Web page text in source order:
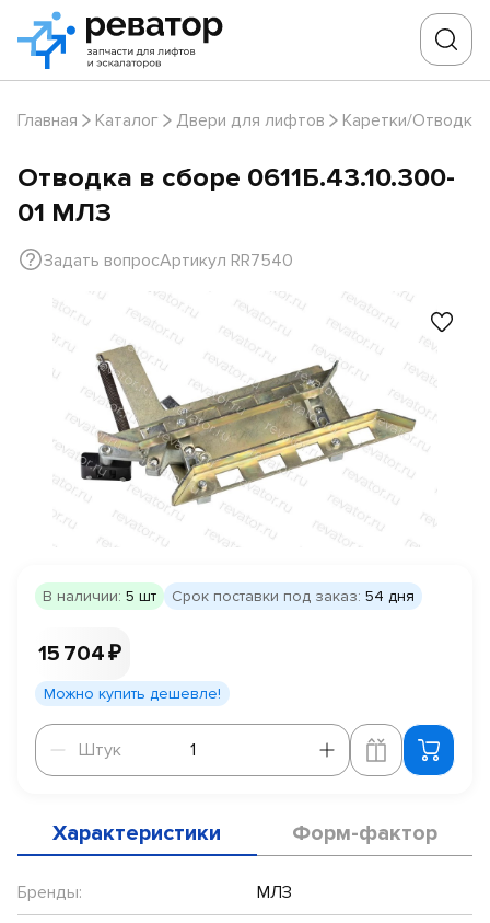
Главная Каталог Двери для лифтов Каретки/Отводки
Отводка в сборе 0611Б.43.10.300-
01 МЛЗ
Задать вопросАртикул RR7540
В наличии: 5 шт Срок поставки под заказ: 54 дня
15 704 ₽
Можно купить дешевле!
Штук
Штук
Характеристики Форм-фактор
Бренды:
МЛЗ